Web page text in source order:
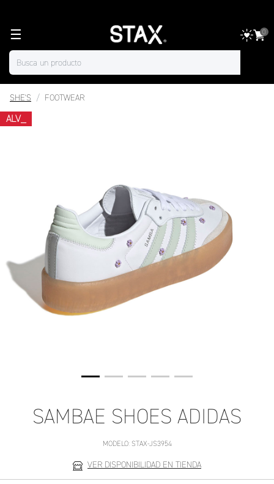
☰ 0
SHE'S FOOTWEAR
ALV_
SAMBAE SHOES ADIDAS
MODELO: STAX-JS3954
VER DISPONIBILIDAD EN TIENDA